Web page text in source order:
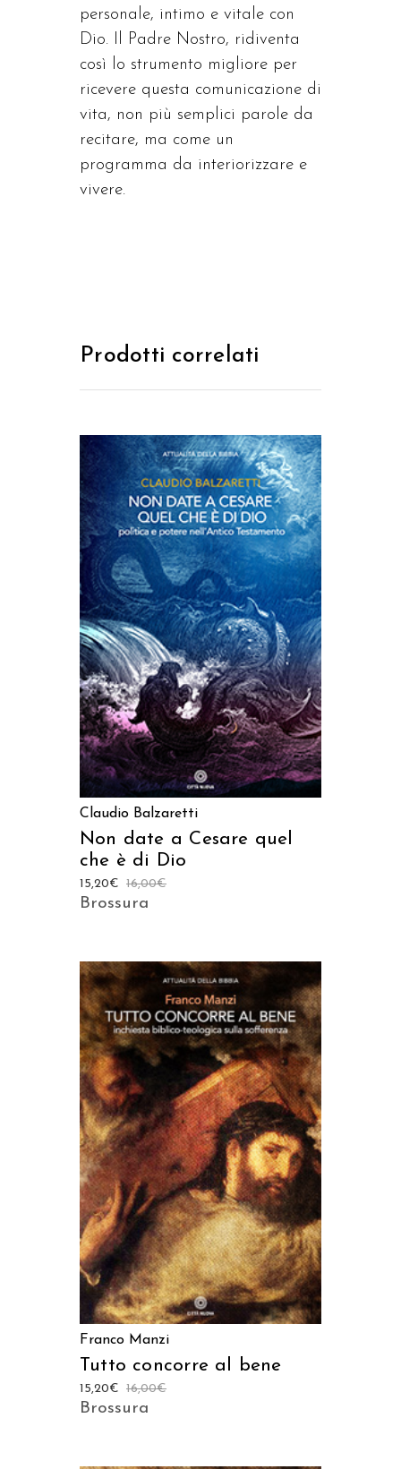
personale, intimo e vitale con
Dio. Il Padre Nostro, ridiventa
così lo strumento migliore per
ricevere questa comunicazione di
vita, non più semplici parole da
recitare, ma come un
programma da interiorizzare e
vivere.
Prodotti correlati
AGGIUNGI AL CARRELLO
Claudio Balzaretti
Non date a Cesare quel
che è di Dio
16,00€
15,20€
Brossura
AGGIUNGI AL CARRELLO
Franco Manzi
Tutto concorre al bene
16,00€
15,20€
Brossura